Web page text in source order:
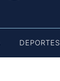
DEPORTES